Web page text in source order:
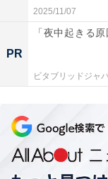
ンバーに参入。
を中心に企画編
ポーツ観戦が生き
2025/11/07
PR
「夜中起きる
ビタブリッドジャ